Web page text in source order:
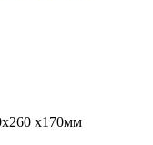
x170мм